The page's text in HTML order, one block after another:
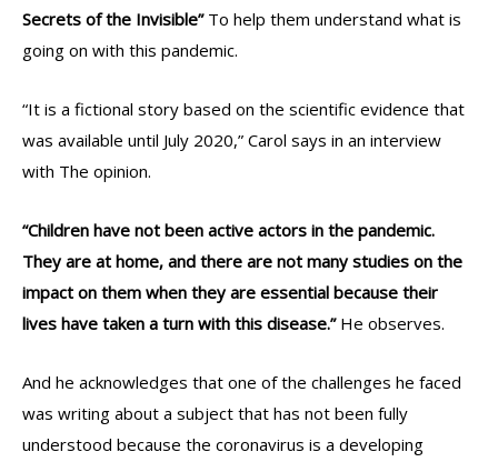
Secrets of the Invisible” To help them understand what is
going on with this pandemic.
“It is a fictional story based on the scientific evidence that
was available until July 2020,” Carol says in an interview
with The opinion.
“Children have not been active actors in the pandemic.
They are at home, and there are not many studies on the
impact on them when they are essential because their
lives have taken a turn with this disease.”He observes.
And he acknowledges that one of the challenges he faced
was writing about a subject that has not been fully
understood because the coronavirus is a developing